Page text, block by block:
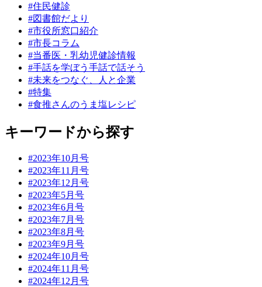
#住民健診
#図書館だより
#市役所窓口紹介
#市長コラム
#当番医・乳幼児健診情報
#手話を学ぼう手話で話そう
#未来をつなぐ、人と企業
#特集
#食推さんのうま塩レシピ
キーワードから探す
#2023年10月号
#2023年11月号
#2023年12月号
#2023年5月号
#2023年6月号
#2023年7月号
#2023年8月号
#2023年9月号
#2024年10月号
#2024年11月号
#2024年12月号